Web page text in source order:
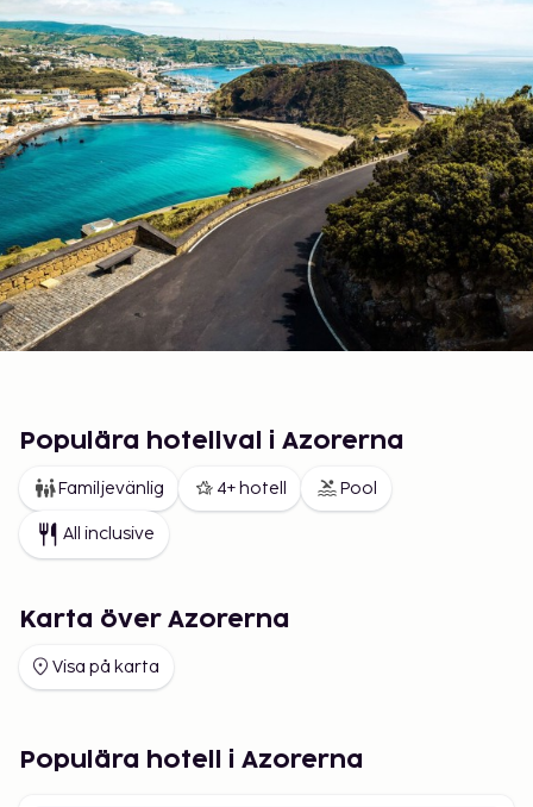
Populära hotellval i Azorerna
Familjevänlig 4+ hotell Pool
All inclusive
Karta över Azorerna
Visa på karta
Populära hotell i Azorerna